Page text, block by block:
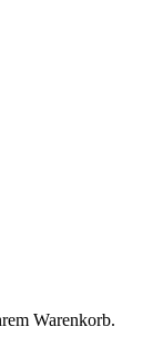
Warenkorb.